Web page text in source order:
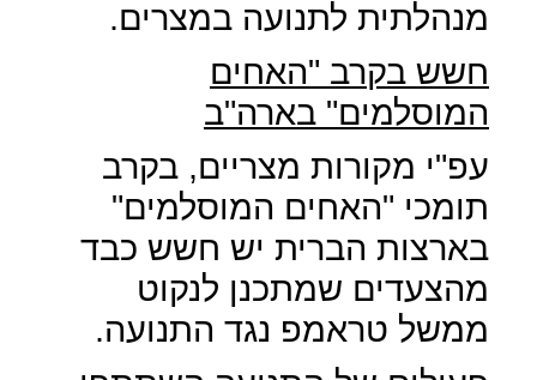
מנהלתית לתנועה במצרים.
חשש בקרב "האחים
המוסלמים" בארה"ב
עפ"י מקורות מצריים, בקרב
תומכי "האחים המוסלמים"
בארצות הברית יש חשש כבד
מהצעדים שמתכנן לנקוט
ממשל טראמפ נגד התנועה.